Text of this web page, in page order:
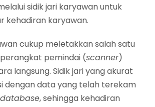
sidik jari karyawan untuk
kehadiran karyawan.
cukup meletakkan salah satu
pemindai (scanner)
langsung. Sidik jari yang akurat
dengan data yang telah terekam
database, sehingga kehadiran